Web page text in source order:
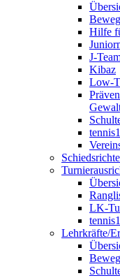
Hilfe
J-
Kibaz
Low-
LK-
Lehrkräfte/